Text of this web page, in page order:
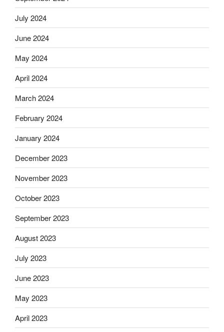
July 2024
June 2024
May 2024
April 2024
March 2024
February 2024
January 2024
December 2023
November 2023
October 2023
September 2023
August 2023
July 2023
June 2023
May 2023
April 2023